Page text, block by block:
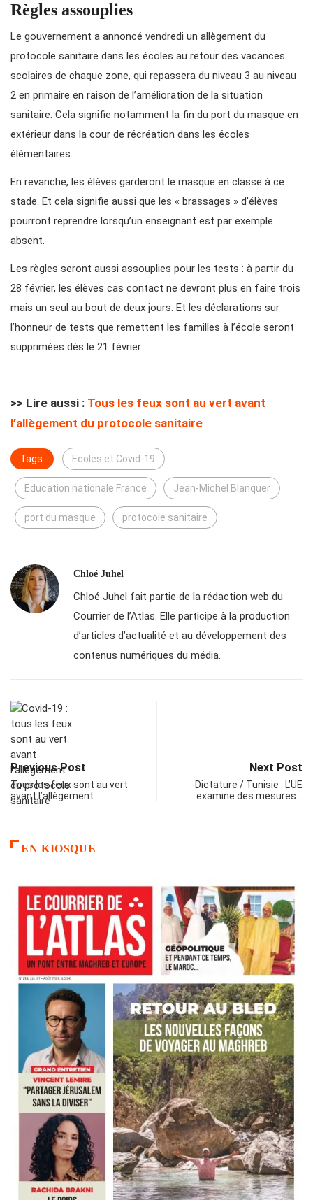
Règles assouplies
Le gouvernement a annoncé vendredi un allègement du
protocole sanitaire dans les écoles au retour des vacances
scolaires de chaque zone, qui repassera du niveau 3 au niveau
2 en primaire en raison de l’amélioration de la situation
sanitaire. Cela signifie notamment la fin du port du masque en
extérieur dans la cour de récréation dans les écoles
élémentaires.
En revanche, les élèves garderont le masque en classe à ce
stade. Et cela signifie aussi que les « brassages » d’élèves
pourront reprendre lorsqu’un enseignant est par exemple
absent.
Les règles seront aussi assouplies pour les tests : à partir du
28 février, les élèves cas contact ne devront plus en faire trois
mais un seul au bout de deux jours. Et les déclarations sur
l’honneur de tests que remettent les familles à l’école seront
supprimées dès le 21 février.
>> Lire aussi : Tous les feux sont au vert avant
l’allègement du protocole sanitaire
Tags: Ecoles et Covid-19
Education nationale France Jean-Michel Blanquer
port du masque protocole sanitaire
Chloé Juhel
Chloé Juhel fait partie de la rédaction web du
Courrier de l’Atlas. Elle participe à la production
d’articles d’actualité et au développement des
contenus numériques du média.
Previous Post
Tous les feux sont au vert
avant l’allègement…
Next Post
Dictature / Tunisie : L’UE
examine des mesures…
EN KIOSQUE